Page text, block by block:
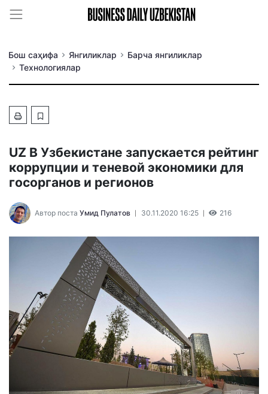
Бош саҳифа Янгиликлар
Барча янгиликлар
Технологиялар
UZ В Узбекистане запускается рейтинг
коррупции и теневой экономики для
госорганов и регионов
Автор постаУмид Пулатов 30.11.2020 16:25 216